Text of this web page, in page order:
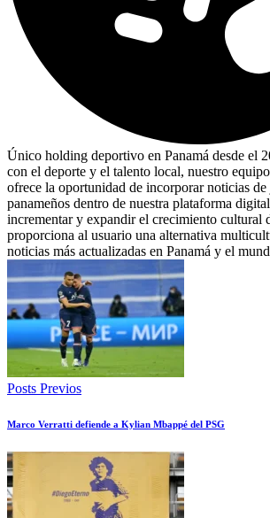
Único holding deportivo en Panamá desde el
con el deporte y el talento local, nuestro
ofrece la oportunidad de incorporar noticias
panameños dentro de nuestra plataforma
incrementar y expandir el crecimiento cultural
proporciona al usuario una alternativa
noticias más actualizadas en Panamá y el
Posts Previos
Marco Verratti defiende a Kylian Mbappé del PSG